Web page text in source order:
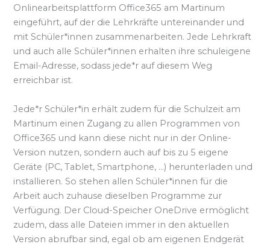
Onlinearbeitsplattform Office365 am Martinum
eingeführt, auf der die Lehrkräfte untereinander und
mit Schüler*innen zusammenarbeiten. Jede Lehrkraft
und auch alle Schüler*innen erhalten ihre schuleigene
Email-Adresse, sodass jede*r auf diesem Weg
erreichbar ist.
Jede*r Schüler*in erhält zudem für die Schulzeit am
Martinum einen Zugang zu allen Programmen von
Office365 und kann diese nicht nur in der Online-
Version nutzen, sondern auch auf bis zu 5 eigene
Geräte (PC, Tablet, Smartphone, …) herunterladen und
installieren. So stehen allen Schüler*innen für die
Arbeit auch zuhause dieselben Programme zur
Verfügung. Der Cloud-Speicher OneDrive ermöglicht
zudem, dass alle Dateien immer in den aktuellen
Version abrufbar sind, egal ob am eigenen Endgerät